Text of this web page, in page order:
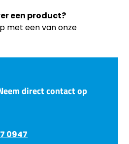
een product?
met een van onze
direct contact op
0947